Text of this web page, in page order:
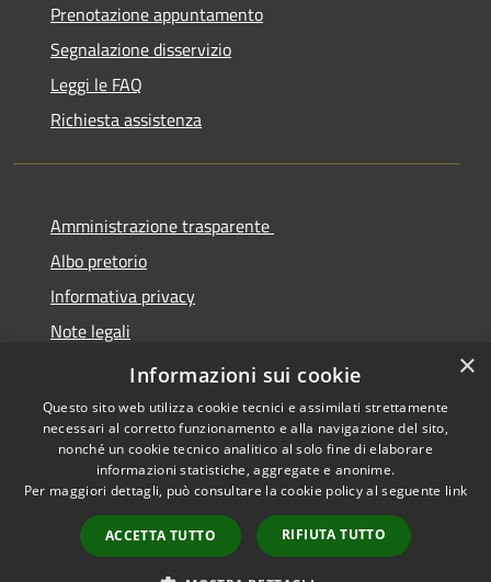
Prenotazione appuntamento
Segnalazione disservizio
Leggi le FAQ
Richiesta assistenza
Amministrazione trasparente
Albo pretorio
Informativa privacy
Note legali
Dichiarazione di accessibilità
Accessibilità
Copyright © 2026 • Comune di
Cermenate • Powered by
Municipium•
Accesso
redazione
×
Informazioni sui cookie
Questo sito web utilizza cookie tecnici e assimilati strettamente
necessari al corretto funzionamento e alla navigazione del sito,
nonché un cookie tecnico analitico al solo fine di elaborare
informazioni statistiche, aggregate e anonime.
Per maggiori dettagli, può consultare la cookie policy al seguente link
ACCETTA TUTTO RIFIUTA TUTTO